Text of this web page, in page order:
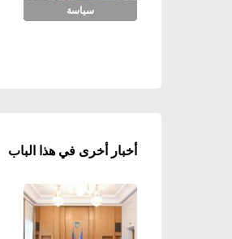
سياسة
أخبار أخرى في هذا الباب